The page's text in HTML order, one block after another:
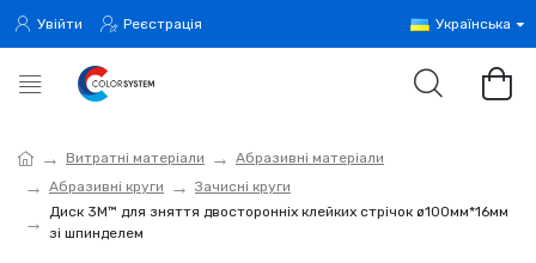
Увійти Реєстрація Українська
Витратні матеріали
Абразивні матеріали
Абразивні круги
Зачисні круги
Диск 3M™ для зняття двосторонніх клейких стрічок ø100мм*16мм
зі шпинделем